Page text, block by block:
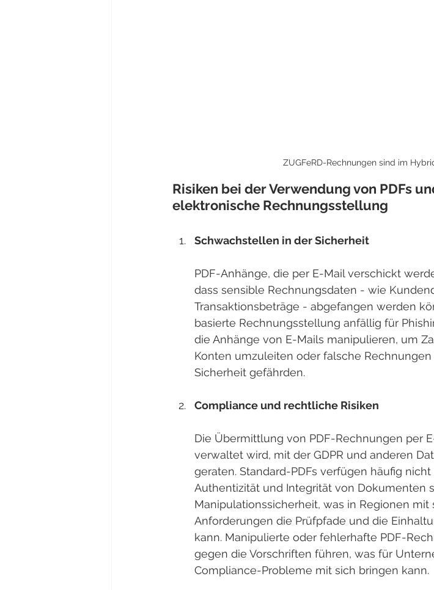
ZUGFeRD-Rechnungen sind im
Risiken bei der Verwendung von PDFs
elektronische Rechnungsstellung
Schwachstellen in der Sicherheit
PDF-Anhänge, die per E-Mail verschickt
dass sensible Rechnungsdaten - wie
Transaktionsbeträge - abgefangen werden
basierte Rechnungsstellung anfällig für
die Anhänge von E-Mails manipulieren, um
Konten umzuleiten oder falsche
Sicherheit gefährden.
Compliance und rechtliche Risiken
Die Übermittlung von PDF-Rechnungen per
verwaltet wird, mit der GDPR und anderen
geraten. Standard-PDFs verfügen häufig
Authentizität und Integrität von Dokumenten
Manipulationssicherheit, was in Regionen
Anforderungen die Prüfpfade und die
kann. Manipulierte oder fehlerhafte PDF-
gegen die Vorschriften führen, was für
Compliance-Probleme mit sich bringen kann.